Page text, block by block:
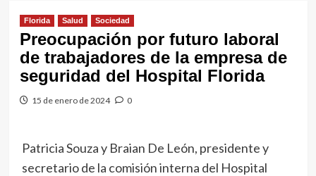
Florida Salud Sociedad
Preocupación por futuro laboral
de trabajadores de la empresa de
seguridad del Hospital Florida
15 de enero de 2024 0
Patricia Souza y Braian De León, presidente y
secretario de la comisión interna del Hospital